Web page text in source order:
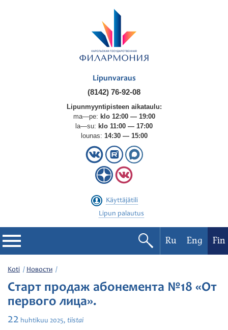
Lipunvaraus
(8142) 76-92-08
Lipunmyyntipisteen aikataulu:
ma—pe: klo 12:00 — 19:00
la—su: klo 11:00 — 17:00
lounas: 14:30 — 15:00
Käyttäjätili
Lipun palautus
Filharmonia
Konserttikalenteri
Festivaalit
Ru Eng Fin
Koti Новости
Старт продаж абонемента №18 «От
первого лица».
22 huhtikuu 2025, tiistai